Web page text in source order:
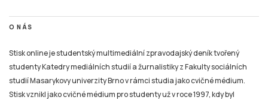
O NÁS
Stisk online je studentský multimediální zpravodajský deník tvořený
studenty Katedry mediálních studií a žurnalistiky z Fakulty sociálních
studií Masarykovy univerzity Brno v rámci studia jako cvičné médium.
Stisk vznikl jako cvičné médium pro studenty už v roce 1997, kdy byl